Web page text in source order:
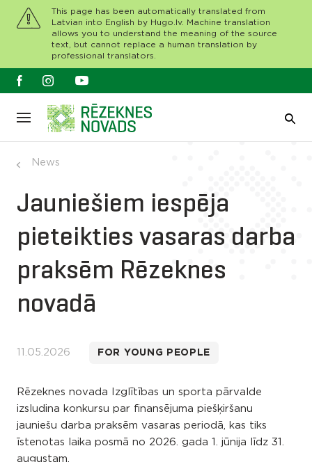
This page has been automatically translated from
Latvian into English by Hugo.lv. Machine translation
allows you to understand the meaning of the source
text, but cannot replace a human translation by
professional translators.
News
Jauniešiem iespēja
pieteikties vasaras darba
praksēm Rēzeknes
novadā
11.05.2026 FOR YOUNG PEOPLE
Rēzeknes novada Izglītības un sporta pārvalde
izsludina konkursu par finansējuma piešķiršanu
jauniešu darba praksēm vasaras periodā, kas tiks
īstenotas laika posmā no 2026. gada 1. jūnija līdz 31.
augustam.